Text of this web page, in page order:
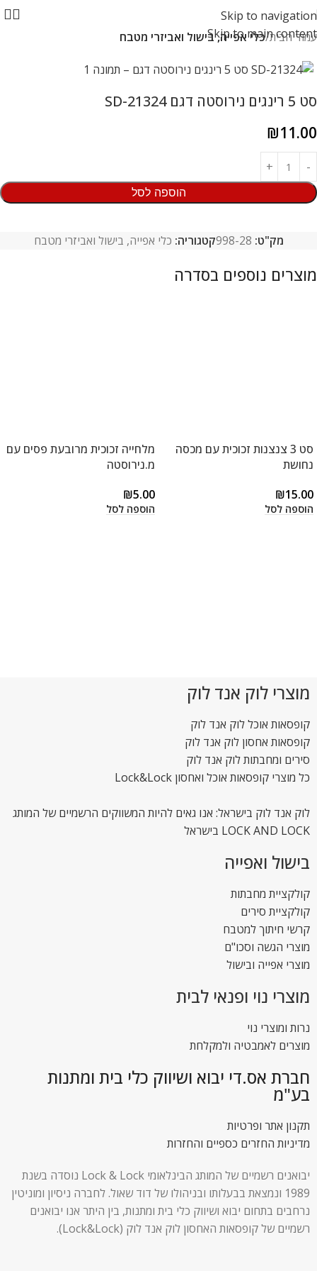
Skip to navigation
Skip to main content
עמוד הבית כלי אפייה, בישול ואביזרי מטבח
סט 5 רינגים נירוסטה דגם SD-21324
₪11.00
הוספה לסל
מק"ט: 998-28קטגוריה: כלי אפייה, בישול ואביזרי מטבח
סט 3 צנצנות זכוכית עם מכסה
נחושת
₪15.00
הוספה לסל
מלחייה זכוכית מרובעת פסים עם
מ.נירוסטה
₪5.00
הוספה לסל
מוצרי לוק אנד לוק
קופסאות אוכל לוק אנד לוק
קופסאות אחסון לוק אנד לוק
סירים ומחבתות לוק אנד לוק
כל מוצרי קופסאות אוכל ואחסון Lock&Lock
לוק אנד לוק בישראל: אנו גאים להיות המשווקים הרשמיים של המותג
LOCK AND LOCK בישראל
בישול ואפייה
קולקציית מחבתות
קולקציית סירים
קרשי חיתוך למטבח
מוצרי הגשה וסכו"ם
מוצרי אפייה ובישול
מוצרי נוי ופנאי לבית
נרות ומוצרי נוי
מוצרים לאמבטיה ולמקלחת
חברת אס.די יבוא ושיווק כלי בית ומתנות
בע"מ
תקנון אתר ופרטיות
מדיניות החזרים כספיים והחזרות
יבואנים רשמיים של המותג הבינלאומי Lock & Lock נוסדה בשנת
1989 ונמצאת בבעלותו ובניהולו של דוד שאול. לחברה ניסיון ומוניטין
נרחבים בתחום יבוא ושיווק כלי בית ומתנות, בין היתר אנו יבואנים
רשמיים של קופסאות האחסון לוק אנד לוק (Lock&Lock).